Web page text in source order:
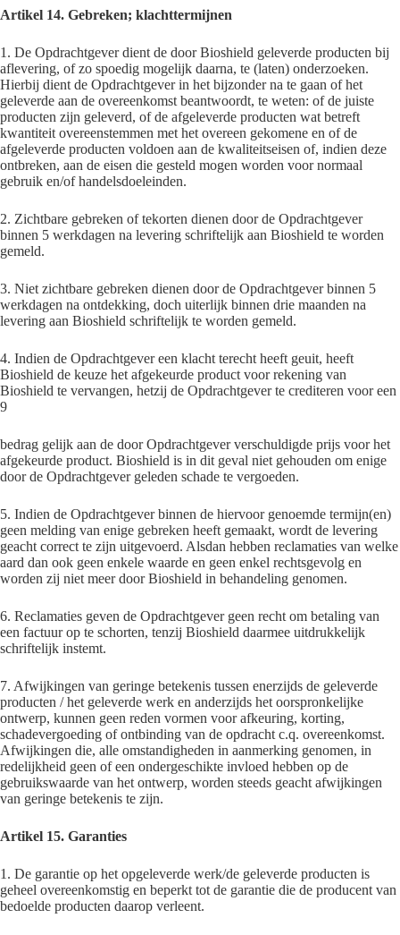
Artikel 14. Gebreken; klachttermijnen
1. De Opdrachtgever dient de door Bioshield geleverde producten bij
aflevering, of zo spoedig mogelijk daarna, te (laten) onderzoeken.
Hierbij dient de Opdrachtgever in het bijzonder na te gaan of het
geleverde aan de overeenkomst beantwoordt, te weten: of de juiste
producten zijn geleverd, of de afgeleverde producten wat betreft
kwantiteit overeenstemmen met het overeen gekomene en of de
afgeleverde producten voldoen aan de kwaliteitseisen of, indien deze
ontbreken, aan de eisen die gesteld mogen worden voor normaal
gebruik en/of handelsdoeleinden.
2. Zichtbare gebreken of tekorten dienen door de Opdrachtgever
binnen 5 werkdagen na levering schriftelijk aan Bioshield te worden
gemeld.
3. Niet zichtbare gebreken dienen door de Opdrachtgever binnen 5
werkdagen na ontdekking, doch uiterlijk binnen drie maanden na
levering aan Bioshield schriftelijk te worden gemeld.
4. Indien de Opdrachtgever een klacht terecht heeft geuit, heeft
Bioshield de keuze het afgekeurde product voor rekening van
Bioshield te vervangen, hetzij de Opdrachtgever te crediteren voor een
9
bedrag gelijk aan de door Opdrachtgever verschuldigde prijs voor het
afgekeurde product. Bioshield is in dit geval niet gehouden om enige
door de Opdrachtgever geleden schade te vergoeden.
5. Indien de Opdrachtgever binnen de hiervoor genoemde termijn(en)
geen melding van enige gebreken heeft gemaakt, wordt de levering
geacht correct te zijn uitgevoerd. Alsdan hebben reclamaties van welke
aard dan ook geen enkele waarde en geen enkel rechtsgevolg en
worden zij niet meer door Bioshield in behandeling genomen.
6. Reclamaties geven de Opdrachtgever geen recht om betaling van
een factuur op te schorten, tenzij Bioshield daarmee uitdrukkelijk
schriftelijk instemt.
7. Afwijkingen van geringe betekenis tussen enerzijds de geleverde
producten / het geleverde werk en anderzijds het oorspronkelijke
ontwerp, kunnen geen reden vormen voor afkeuring, korting,
schadevergoeding of ontbinding van de opdracht c.q. overeenkomst.
Afwijkingen die, alle omstandigheden in aanmerking genomen, in
redelijkheid geen of een ondergeschikte invloed hebben op de
gebruikswaarde van het ontwerp, worden steeds geacht afwijkingen
van geringe betekenis te zijn.
Artikel 15. Garanties
1. De garantie op het opgeleverde werk/de geleverde producten is
geheel overeenkomstig en beperkt tot de garantie die de producent van
bedoelde producten daarop verleent.